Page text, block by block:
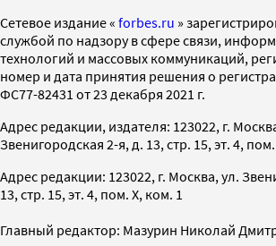
Cетевое издание « forbes.ru »
службой по надзору в сфере связи,
технологий и массовых коммуникаций,
номер и дата принятия решения о
ФС77-82431 от 23 декабря 2021 г.
Адрес редакции, издателя: 123022, г.
Звенигородская 2-я, д. 13, стр. 15, эт. 4, пом.
Адрес редакции: 123022, г. Москва, ул.
13, стр. 15, эт. 4, пом. X, ком. 1
Главный редактор: Мазурин Николай